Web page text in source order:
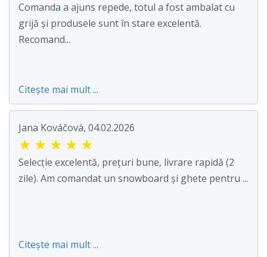
Comanda a ajuns repede, totul a fost ambalat cu
grijă și produsele sunt în stare excelentă.
Recomand...
Citește mai mult ...
Jana Kováčová, 04.02.2026
★ ★ ★ ★ ★
Selecție excelentă, prețuri bune, livrare rapidă (2
zile). Am comandat un snowboard și ghete pentru ...
Citește mai mult ...